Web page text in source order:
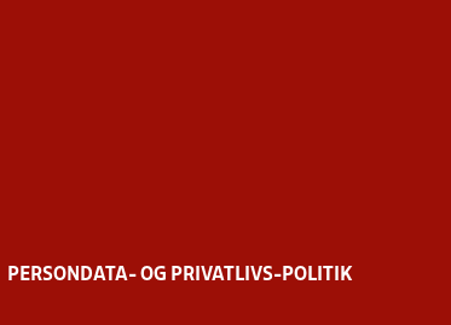
PERSONDATA- OG PRIVATLIVS-POLITIK